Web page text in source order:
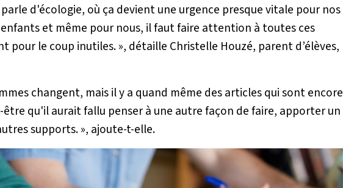
d'écologie, où ça devient une urgence presque vitale pour nos
et même pour nous, il faut faire attention à toutes ces
pour le coup inutiles. », détaille Christelle Houzé, parent d’élèves,
changent, mais il y a quand même des articles qui sont encore
qu'il aurait fallu penser à une autre façon de faire, apporter un
supports. », ajoute-t-elle.